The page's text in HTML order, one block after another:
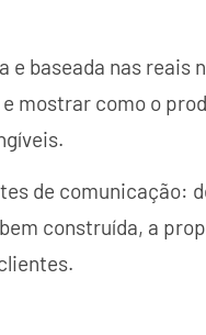
baseada nas reais
mostrar como o
de comunicação:
construída, a